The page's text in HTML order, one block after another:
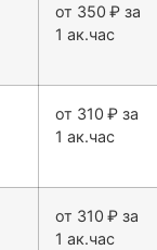
от 350 ₽ за
1 ак.час
от 310 ₽ за
1 ак.час
от 310 ₽ за
1 ак.час